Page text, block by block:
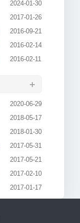
2024-01-30
2017-01-26
2016-09-21
2016-02-14
2016-02-11
2020-06-29
2018-05-17
2018-01-30
2017-05-31
2017-05-21
2017-02-10
2017-01-17